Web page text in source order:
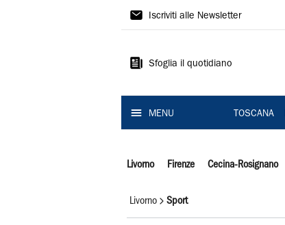
Il
Iscriviti alle Newsletter
Sfoglia il quotidiano
MENU TOSCANA
Livorno Firenze Cecina-Rosignano
Livorno Sport